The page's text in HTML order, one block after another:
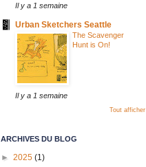
Il y a 1 semaine
Urban Sketchers Seattle
The Scavenger
Hunt is On!
Il y a 1 semaine
Tout afficher
ARCHIVES DU BLOG
► 2025 (1)